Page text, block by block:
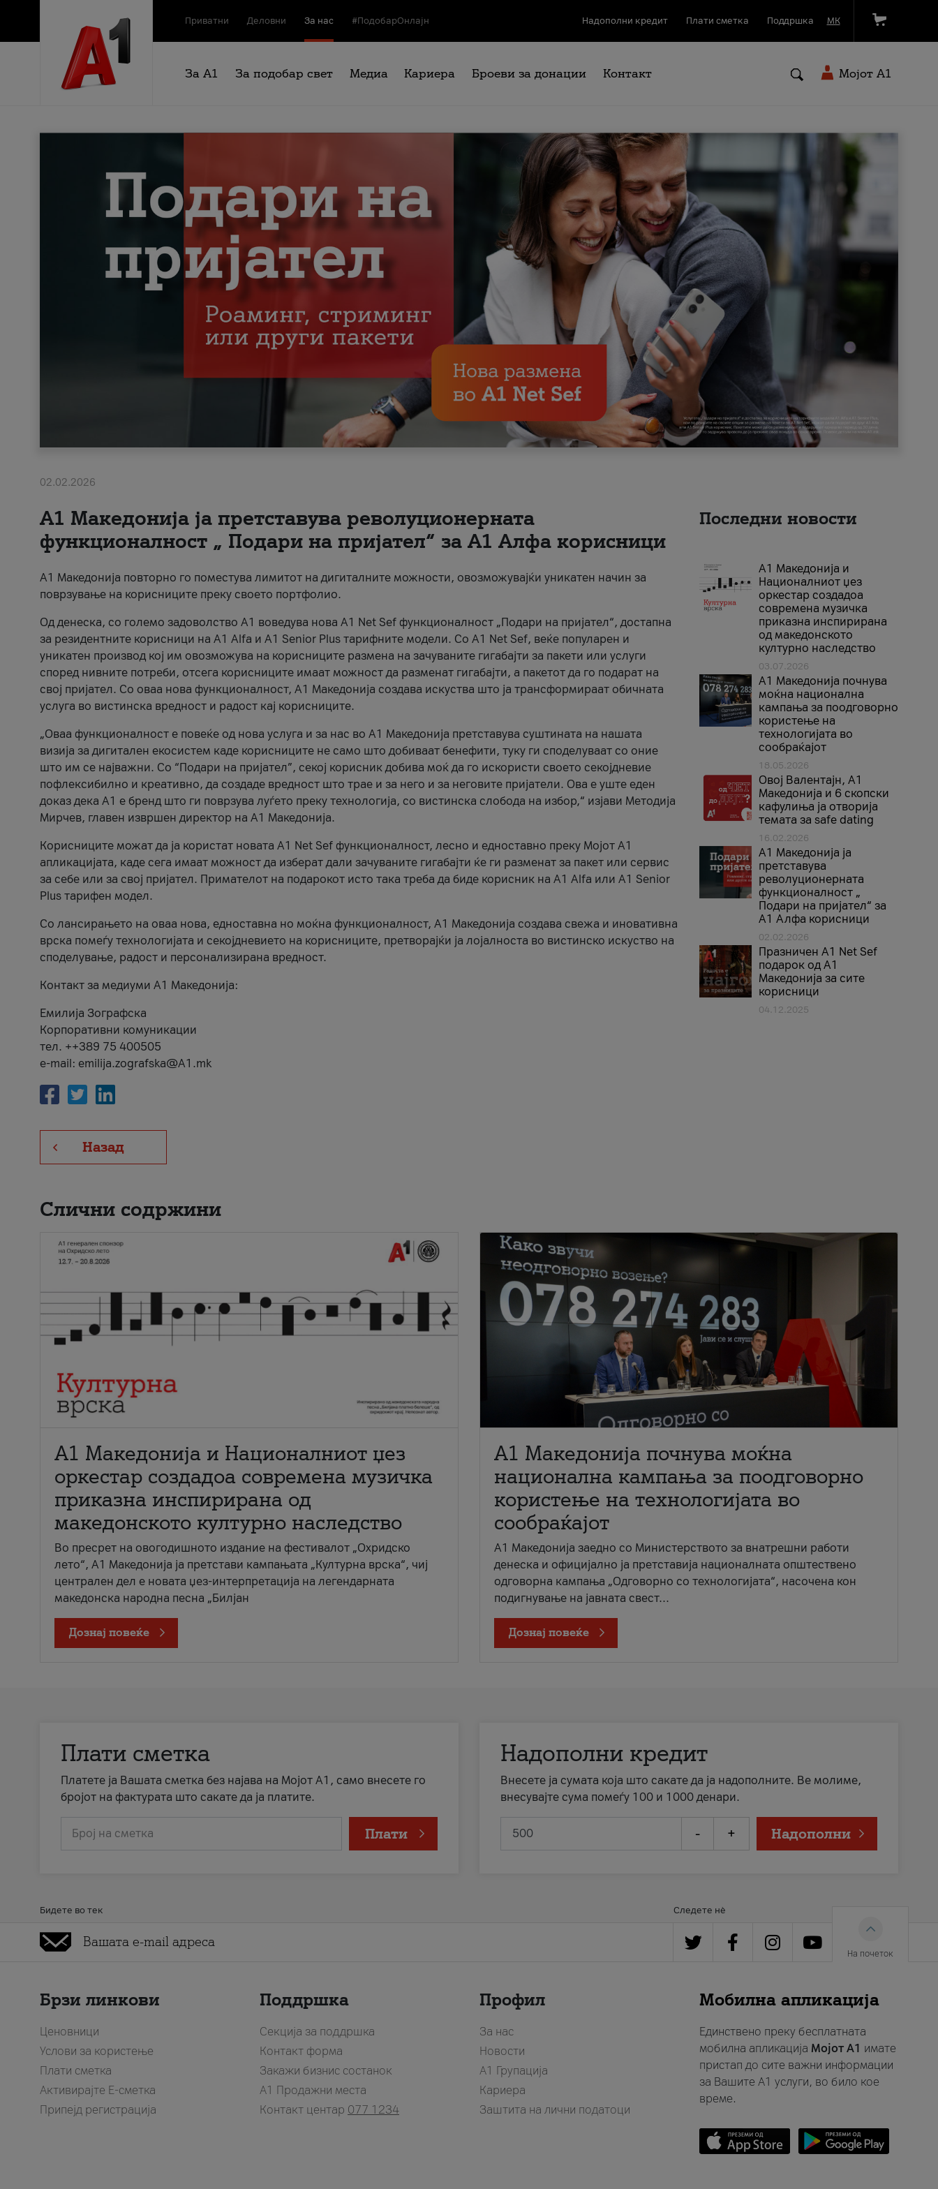
Приватни Деловни За нас #ПодобарОнлајн Надополни кредит Плати сметка Поддршка МК
За А1 За подобар свет Медиа Кариера Броеви за донации Контакт Мојот A1
02.02.2026
А1 Македонија ја претставува револуционерната
функционалност „ Подари на пријател“ за А1 Алфа корисници
А1 Македонија повторно го поместува лимитот на дигиталните можности, овозможувајќи уникатен начин за
поврзување на корисниците преку своето портфолио.
Од денеска, со големо задоволство А1 воведува нова A1 Net Sef функционалност „Подари на пријател“, достапна
за резидентните корисници на А1 Alfa и A1 Senior Plus тарифните модели. Со A1 Net Sef, веќе популарен и
уникатен производ кој им овозможува на корисниците размена на зачуваните гигабајти за пакети или услуги
според нивните потреби, отсега корисниците имаат можност да разменат гигабајти, а пакетот да го подарат на
свој пријател. Со оваа нова функционалност, А1 Македонија создава искуства што ја трансформираат обичната
услуга во вистинска вредност и радост кај корисниците.
„Оваа функционалност е повеќе од нова услуга и за нас во А1 Македонија претставува суштината на нашата
визија за дигитален екосистем каде корисниците не само што добиваат бенефити, туку ги споделуваат со оние
што им се најважни. Со “Подари на пријател”, секој корисник добива моќ да го искористи своето секојдневие
пофлексибилно и креативно, да создаде вредност што трае и за него и за неговите пријатели. Ова е уште еден
доказ дека А1 е бренд што ги поврзува луѓето преку технологија, со вистинска слобода на избор,“ изјави Методија
Мирчев, главен извршен директор на А1 Македонија.
Корисниците можат да ја користат новата А1 Net Sef функционалност, лесно и едноставно преку Мојот А1
апликацијата, каде сега имаат можност да изберат дали зачуваните гигабајти ќе ги разменат за пакет или сервис
за себе или за свој пријател. Примателот на подарокот исто така треба да биде корисник на А1 Alfa или A1 Senior
Plus тарифен модел.
Со лансирањето на оваа нова, едноставна но моќна функционалност, А1 Македонија создава свежа и иновативна
врска помеѓу технологијата и секојдневието на корисниците, претворајќи ја лојалноста во вистинско искуство на
споделување, радост и персонализирана вредност.
Контакт за медиуми А1 Македонија:
Емилија Зографска
Корпоративни комуникации
тел. ++389 75 400505
e-mail: emilija.zografska@A1.mk
Назад
Последни новости
А1 Македонија и
Националниот џез
оркестар создадоа
современа музичка
приказна инспирирана
од македонското
културно наследство
03.07.2026
A1 Македонија почнува
моќна национална
кампања за поодговорно
користење на
технологијата во
сообраќајот
18.05.2026
Овој Валентајн, A1
Македонија и 6 скопски
кафулиња ја отворија
темата за safe dating
16.02.2026
А1 Македонија ја
претставува
револуционерната
функционалност „
Подари на пријател“ за
А1 Алфа корисници
02.02.2026
Празничен A1 Net Sеf
подарок од А1
Македонија за сите
корисници
04.12.2025
Слични содржини
А1 Македонија и Националниот џез
оркестар создадоа современа музичка
приказна инспирирана од
македонското културно наследство
Во пресрет на овогодишното издание на фестивалот „Охридско
лето“, А1 Македонија ја претстави кампањата „Културна врска“, чиј
централен дел е новата џез-интерпретација на легендарната
македонска народна песна „Билјан
Дознај повеќе
A1 Македонија почнува моќна
национална кампања за поодговорно
користење на технологијата во
сообраќајот
A1 Македонија заедно со Министерството за внатрешни работи
денеска и официјално ја претставија националната општествено
одговорна кампања „Одговорно со технологијата“, насочена кон
подигнување на јавната свест...
Дознај повеќе
Плати сметка
Платете ја Вашата сметка без најава на Мојот А1, само внесете го
бројот на фактурата што сакате да ја платите.
Број на сметка Плати
Надополни кредит
Внесете ја сумата која што сакате да ја надополните. Ве молиме,
внесувајте сума помеѓу 100 и 1000 денари.
- + Надополни
Бидете во тек Следете нè
На почеток
Брзи линкови
Ценовници
Услови за користење
Плати сметка
Активирајте Е-сметка
Припејд регистрација
Поддршка
Секција за поддршка
Контакт форма
Закажи бизнис состанок
A1 Продажни места
Контакт центар 077 1234
Профил
За нас
Новости
А1 Групација
Кариера
Заштита на лични податоци
Мобилна апликација
Единствено преку бесплатната
мобилна апликација Мојот A1 имате
пристап до сите важни информации
за Вашите A1 услуги, во било кое
време.